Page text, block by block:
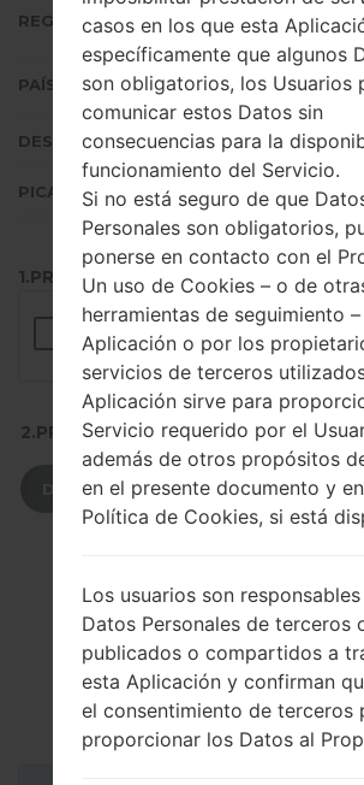
REGIÓN
PAÍS (UN/EL PAÍS)
DESCRIPCIÓN Telus,
PICADILLO
1.PRESIONE EL BOTÓN PARA
2.PRESIONE PARA DESCARGAR
DESCARGAR
casos en los que esta
específicamente que algunos
son obligatorios, los Usuarios
comunicar estos Datos sin
consecuencias para la
funcionamiento del Servicio.
Si no está seguro de que
Personales son obligatorios,
ponerse en contacto con el
Un uso de Cookies – o de
herramientas de seguimiento
Aplicación o por los
servicios de terceros
Aplicación sirve para
Servicio requerido por el
además de otros propósitos
en el presente documento y
Política de Cookies, si está
Los usuarios son
Datos Personales de terceros
publicados o compartidos a
esta Aplicación y confirman
el consentimiento de terceros
proporcionar los Datos al